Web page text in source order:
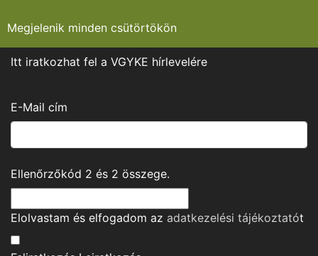
Megjelenik minden csütörtökön
Itt iratkozhat fel a VGYKE hírlevelére
E-Mail cím
Ellenőrzőkód 2 és 2 összege.
Elolvastam és elfogadom az adatkezelési tájékoztatót